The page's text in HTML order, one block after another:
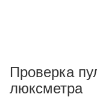
Проверка
люксметра